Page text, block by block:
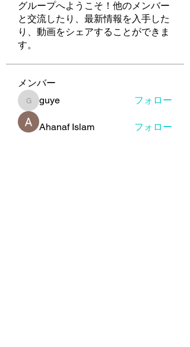
グループへようこそ！他のメンバー
と交流したり、最新情報を入手した
り、動画をシェアすることができま
す。
メンバー
guyeguye フォロー
Ahanaf Islam フォロー